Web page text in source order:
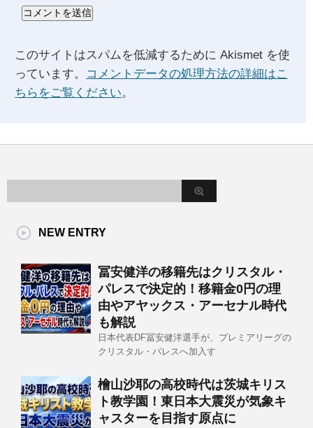
このサイトはスパムを低減するために Akismet を使
っています。
コメントデータの処理方法の詳細はこ
ちらをご覧ください。
NEW ENTRY
冨安健洋の移籍先はクリスタル・
パレスで決定的！移籍金0円の理
由やアヤックス・アーセナル時代
も解説
日本代表DF冨安健洋選手が、プレミアリーグの
クリスタル・パレスへ加入す
檜山沙耶の高校時代は茨城キリス
ト教学園！東日本大震災が気象キ
ャスターを目指す原点に